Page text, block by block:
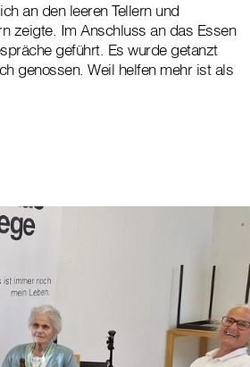
an den leeren Tellern und
zeigte. Im Anschluss an das Essen
geführt. Es wurde getanzt
genossen. Weil helfen mehr ist als